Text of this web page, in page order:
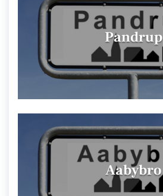
Pandrup
Aabybro